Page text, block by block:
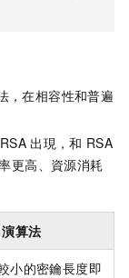
，在相容性和普遍
RSA 出現，和 RSA
更高、資源消耗
演算法
小的密鑰長度即